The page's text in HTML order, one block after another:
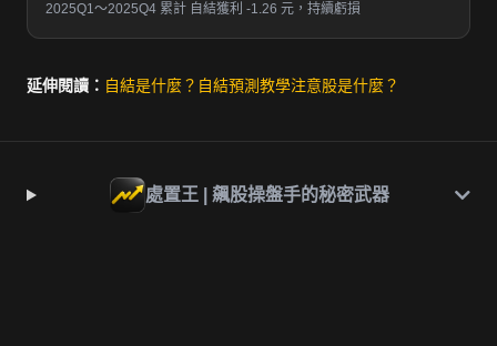
2025Q1～2025Q4 累計 自結獲利 -1.26 元，持續虧損
延伸閱讀： 自結是什麼？ 自結預測教學注意股是什麼？
處置王 | 飆股操盤手的秘密武器